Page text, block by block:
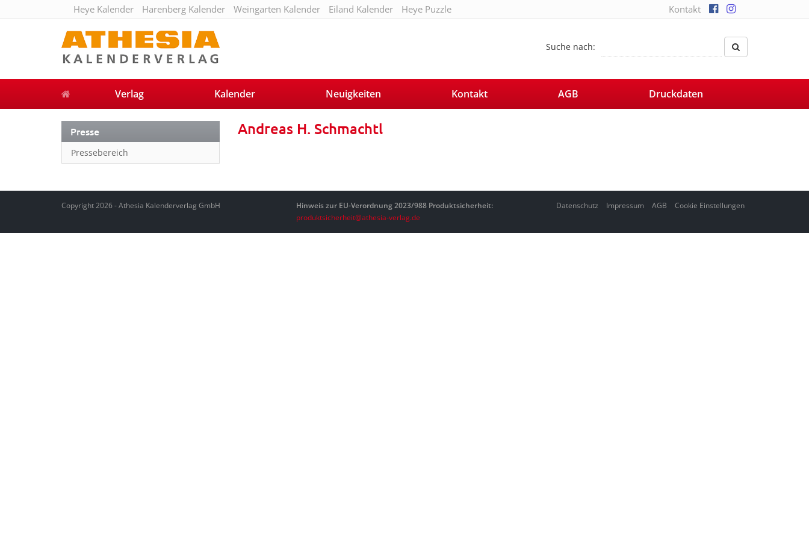
Heye Kalender Harenberg Kalender Weingarten Kalender Eiland Kalender Heye Puzzle Kontakt
Suche nach:
Verlag Kalender Neuigkeiten Kontakt AGB Druckdaten
Presse
Pressebereich
Andreas H. Schmachtl
Copyright 2026 - Athesia Kalenderverlag GmbH
Hinweis zur EU-Verordnung 2023/988 Produktsicherheit:
produktsicherheit@athesia-verlag.de
Datenschutz Impressum AGB Cookie Einstellungen